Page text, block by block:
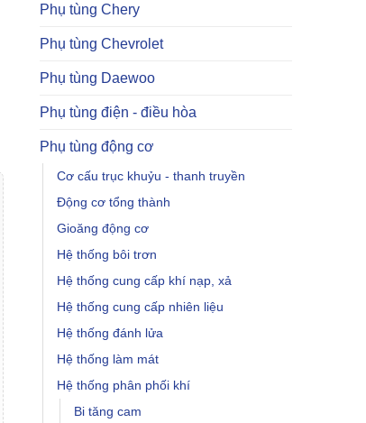
Phụ tùng Chery
Phụ tùng Chevrolet
Phụ tùng Daewoo
Phụ tùng điện - điều hòa
Phụ tùng động cơ
Cơ cấu trục khuỷu - thanh truyền
Động cơ tổng thành
Gioăng động cơ
Hệ thống bôi trơn
Hệ thống cung cấp khí nạp, xả
Hệ thống cung cấp nhiên liệu
Hệ thống đánh lửa
Hệ thống làm mát
Hệ thống phân phối khí
Bi tăng cam